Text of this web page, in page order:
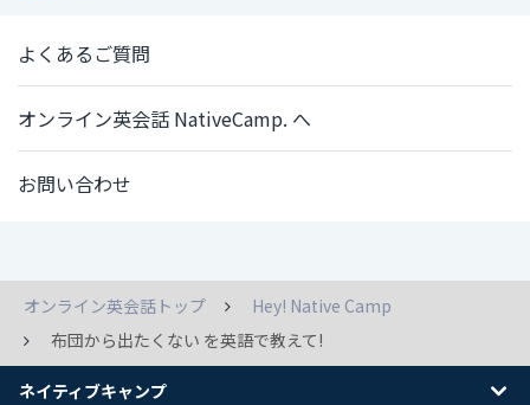
よくあるご質問
オンライン英会話 NativeCamp. へ
お問い合わせ
オンライン英会話トップ
Hey! Native Camp
布団から出たくない を英語で教えて!
ネイティブキャンプ